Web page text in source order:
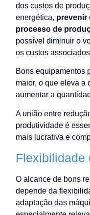
dos custos de
energética, prevenir
processo de
possível diminuir o
os custos
Bons equipamentos
maior, o que eleva a
aumentar a
A união entre
produtividade é
mais lucrativa e
Flexibilidade
O alcance de bons
depende da
adaptação das